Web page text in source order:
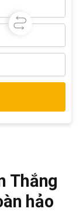
Thắng
hảo